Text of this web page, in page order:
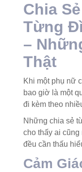
Chia
Từng
–
Thật
Khi một phụ nữ
bao giờ là một
đi kèm theo
Những chia sẻ
cho thấy ai
đều cần thấu
Cảm